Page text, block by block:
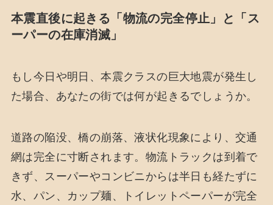
本震直後に起きる「物流の完全停止」と「ス
ーパーの在庫消滅」
もし今日や明日、本震クラスの巨大地震が発生し
た場合、あなたの街では何が起きるでしょうか。
道路の陥没、橋の崩落、液状化現象により、交通
網は完全に寸断されます。物流トラックは到着で
きず、スーパーやコンビニからは半日も経たずに
水、パン、カップ麺、トイレットペーパーが完全